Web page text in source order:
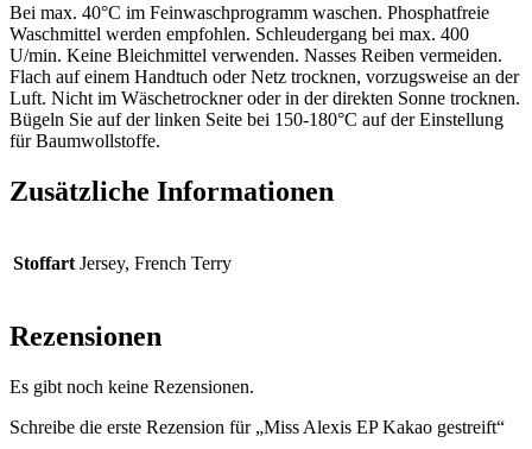
Bei max. 40°C im Feinwaschprogramm waschen. Phosphatfreie
Waschmittel werden empfohlen. Schleudergang bei max. 400
U/min. Keine Bleichmittel verwenden. Nasses Reiben vermeiden.
Flach auf einem Handtuch oder Netz trocknen, vorzugsweise an der
Luft. Nicht im Wäschetrockner oder in der direkten Sonne trocknen.
Bügeln Sie auf der linken Seite bei 150-180°C auf der Einstellung
für Baumwollstoffe.
Zusätzliche Informationen
Stoffart Jersey, French Terry
Rezensionen
Es gibt noch keine Rezensionen.
Schreibe die erste Rezension für „Miss Alexis EP Kakao gestreift“